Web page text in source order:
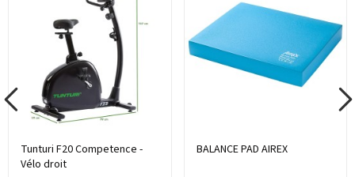
Tunturi F20 Competence -
Vélo droit
BALANCE PAD AIREX